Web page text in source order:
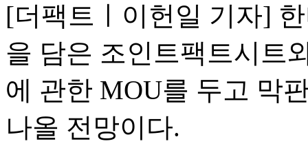
[더팩트ㅣ이헌일 기자]
을 담은 조인트팩트시트
에 관한 MOU를 두고 막
나올 전망이다.